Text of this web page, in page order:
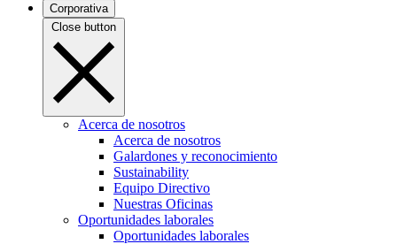
Corporativa
Close button
Acerca de nosotros
Acerca de nosotros
Galardones y reconocimiento
Sustainability
Equipo Directivo
Nuestras Oficinas
Oportunidades laborales
Oportunidades laborales